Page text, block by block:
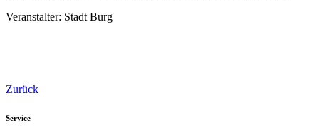
Veranstalter: Stadt Burg
Zurück
Service